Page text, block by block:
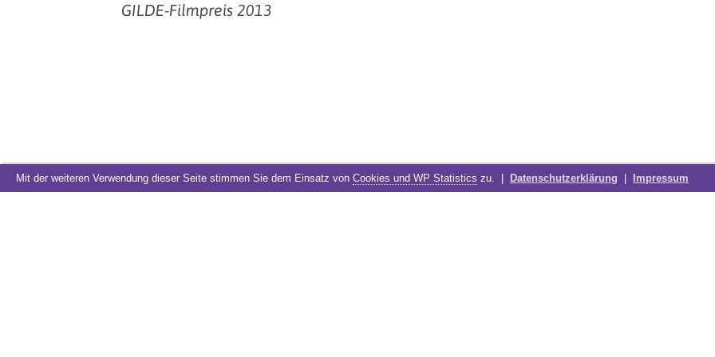
Mit der weiteren Verwendung dieser Seite stimmen Sie dem Einsatz von Cookies und WP Statistics zu. | Datenschutzerklärung Impressum
GILDE-Filmpreis 2013